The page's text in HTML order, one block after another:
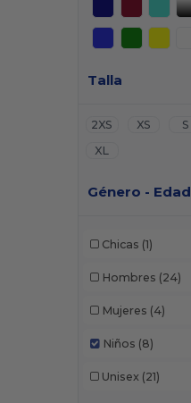
Talla
2XS XS S
XL
Género - Edad
Chicas (1)
Hombres (24)
Mujeres (4)
Niños (8)
Unisex (21)